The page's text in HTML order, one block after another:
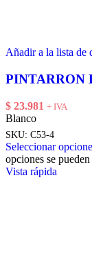
Añadir a la lista de
PINTARRON
$ 23.981 + IVA
Blanco
SKU: C53-4
Seleccionar
opciones se
Vista rápida